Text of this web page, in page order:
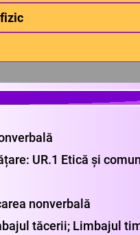
UR.1 Etică și
nonverbală
tăcerii; Limbajul